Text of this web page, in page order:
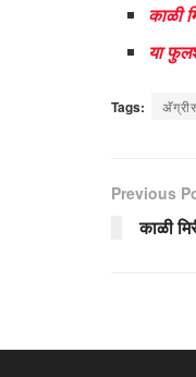
काळी
या
Tags:
Previous
काळी